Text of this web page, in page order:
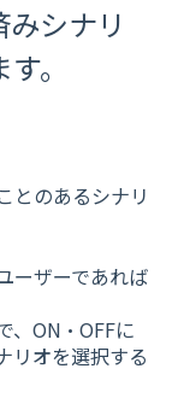
シナリ
。
とのあるシナリ
ーザーであれば
、ON・OFFに
リオを選択する